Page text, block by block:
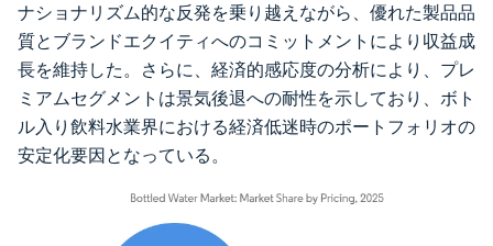
ナショナリズム的な反発を乗り越えながら、優れた製品品
質とブランドエクイティへのコミットメントにより収益成
長を維持した。さらに、経済的感応度の分析により、プレ
ミアムセグメントは景気後退への耐性を示しており、ボト
ル入り飲料水業界における経済低迷時のポートフォリオの
安定化要因となっている。